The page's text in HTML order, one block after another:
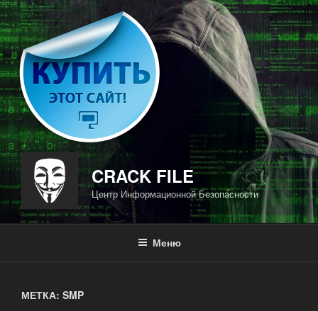
Перейти
к
содержимому
CRACK FILE
Центр Информационной Безопасности
Меню
МЕТКА: SMP